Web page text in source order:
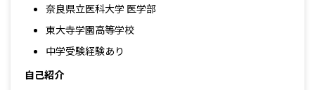
奈良県立医科大学 医学部
東大寺学園高等学校
中学受験経験あり
自己紹介